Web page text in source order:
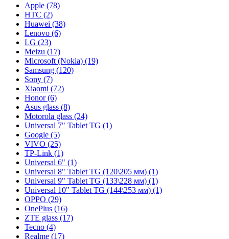
Apple (78)
HTC (2)
Huawei (38)
Lenovo (6)
LG (23)
Meizu (17)
Microsoft (Nokia) (19)
Samsung (120)
Sony (7)
Xiaomi (72)
Honor (6)
Asus glass (8)
Motorola glass (24)
Universal 7" Tablet TG (1)
Google (5)
VIVO (25)
TP-Link (1)
Universal 6" (1)
Universal 8" Tablet TG (120\205 мм) (1)
Universal 9" Tablet TG (133\228 мм) (1)
Universal 10" Tablet TG (144\253 мм) (1)
OPPO (29)
OnePlus (16)
ZTE glass (17)
Tecno (4)
Realme (17)